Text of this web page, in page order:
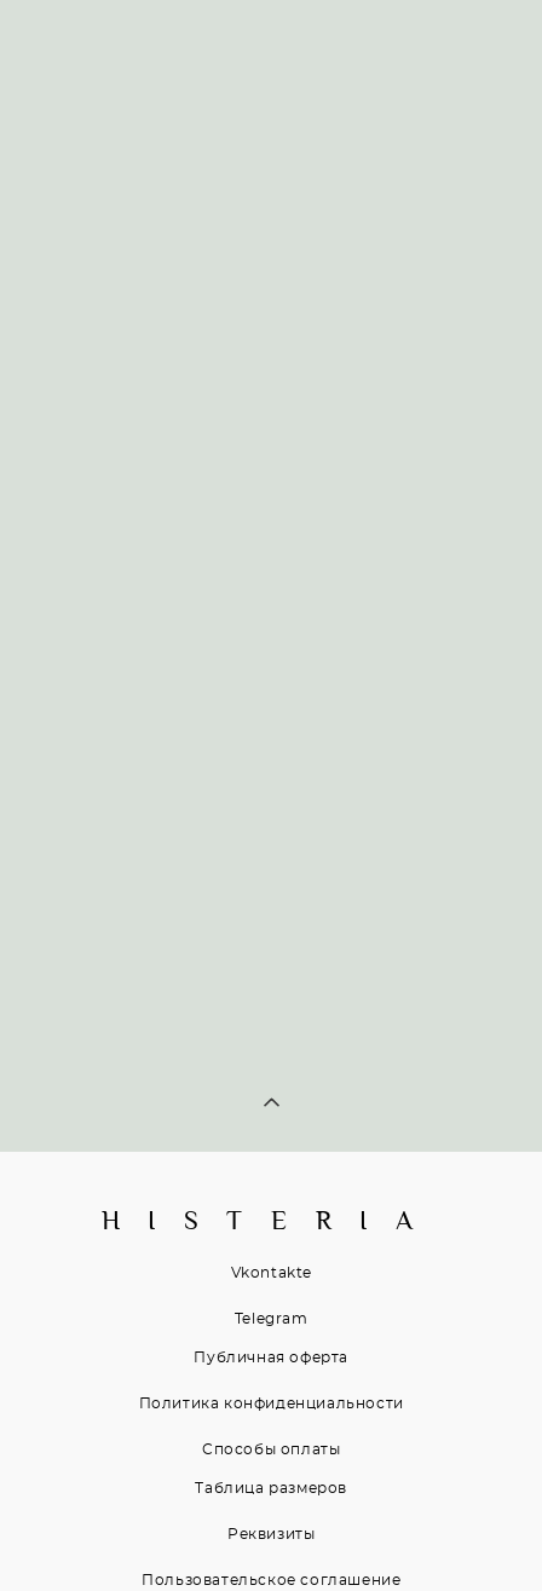
H I S T E R I A
Vkontakte
Telegram
Публичная оферта
Политика конфиденциальности
Способы оплаты
Таблица размеров
Реквизиты
Пользовательское соглашение